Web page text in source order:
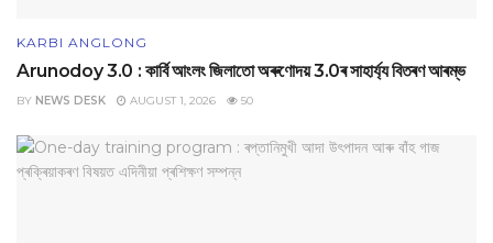
KARBI ANGLONG
Arunodoy 3.0 : কাৰ্বি আংলং জিলাতো অৰুণোদয় 3.0ৰ সাহাৰ্য্য বিতৰণ আৰম্ভ
BY NEWS DESK AUGUST 1, 2026 50